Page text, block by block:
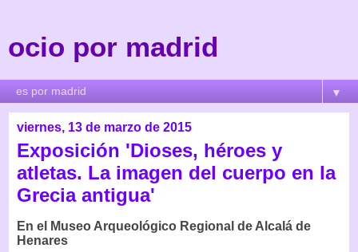
ocio por madrid
▼
viernes, 13 de marzo de 2015
Exposición 'Dioses, héroes y
atletas. La imagen del cuerpo en la
Grecia antigua'
En el Museo Arqueológico Regional de Alcalá de
Henares